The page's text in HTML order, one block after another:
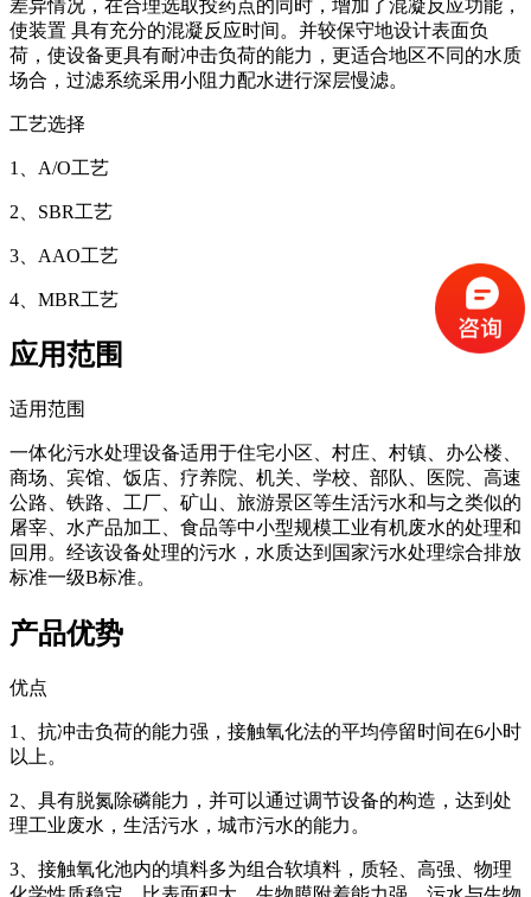
差异情况，在合理选取投药点的同时，增加了混凝反应功能，
使装置 具有充分的混凝反应时间。并较保守地设计表面负
荷，使设备更具有耐冲击负荷的能力，更适合地区不同的水质
场合，过滤系统采用小阻力配水进行深层慢滤。
工艺选择
1、A/O工艺
2、SBR工艺
3、AAO工艺
4、MBR工艺
应用范围
适用范围
一体化污水处理设备适用于住宅小区、村庄、村镇、办公楼、
商场、宾馆、饭店、疗养院、机关、学校、部队、医院、高速
公路、铁路、工厂、矿山、旅游景区等生活污水和与之类似的
屠宰、水产品加工、食品等中小型规模工业有机废水的处理和
回用。经该设备处理的污水，水质达到国家污水处理综合排放
标准一级B标准。
产品优势
优点
1、抗冲击负荷的能力强，接触氧化法的平均停留时间在6小时
以上。
2、具有脱氮除磷能力，并可以通过调节设备的构造，达到处
理工业废水，生活污水，城市污水的能力。
3、接触氧化池内的填料多为组合软填料，质轻、高强、物理